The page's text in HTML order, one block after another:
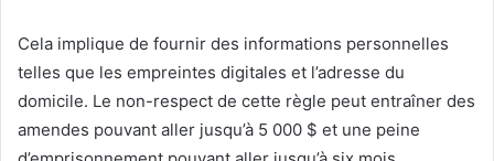
Cela implique de fournir des informations personnelles
telles que les empreintes digitales et l’adresse du
domicile. Le non-respect de cette règle peut entraîner des
amendes pouvant aller jusqu’à 5 000 $ et une peine